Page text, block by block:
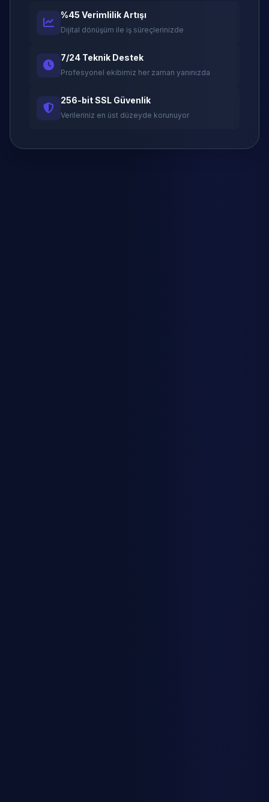
%45 Verimlilik Artışı
Dijital dönüşüm ile iş süreçlerinizde
7/24 Teknik Destek
Profesyonel ekibimiz her zaman yanınızda
256-bit SSL Güvenlik
Verileriniz en üst düzeyde korunuyor